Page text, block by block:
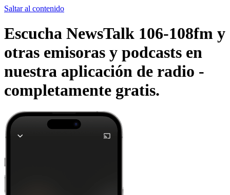
Saltar al contenido
Escucha NewsTalk 106-108fm y
otras emisoras y podcasts en
nuestra aplicación de radio -
completamente gratis.